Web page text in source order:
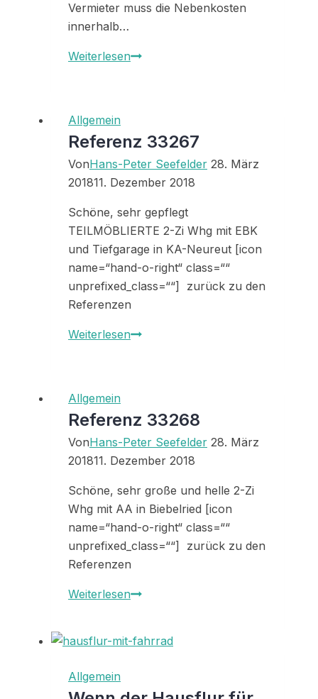
Vermieter muss die Nebenkosten
innerhalb…
WeiterlesenDie
Vermieter
aus
2017
Allgemein
Referenz 33267
VonHans-Peter Seefelder 28. März
201811. Dezember 2018
Schöne, sehr gepflegt
TEILMÖBLIERTE 2-Zi Whg mit EBK
und Tiefgarage in KA-Neureut [icon
name=“hand-o-right“ class=““
unprefixed_class=““] zurück zu den
Referenzen
WeiterlesenReferenz
Allgemein
Referenz 33268
VonHans-Peter Seefelder 28. März
201811. Dezember 2018
Schöne, sehr große und helle 2-Zi
Whg mit AA in Biebelried [icon
name=“hand-o-right“ class=““
unprefixed_class=““] zurück zu den
Referenzen
WeiterlesenReferenz
Allgemein